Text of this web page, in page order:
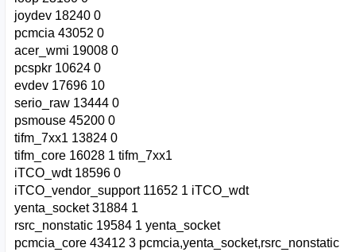
joydev 18240 0
pcmcia 43052 0
acer_wmi 19008 0
pcspkr 10624 0
evdev 17696 10
serio_raw 13444 0
psmouse 45200 0
tifm_7xx1 13824 0
tifm_core 16028 1 tifm_7xx1
iTCO_wdt 18596 0
iTCO_vendor_support 11652 1 iTCO_wdt
yenta_socket 31884 1
rsrc_nonstatic 19584 1 yenta_socket
pcmcia_core 43412 3 pcmcia,yenta_socket,rsrc_nonstatic